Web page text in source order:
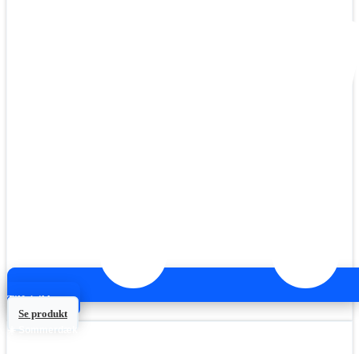
Tilføj til kurv
Se produkt
☀️ Sommerdæk